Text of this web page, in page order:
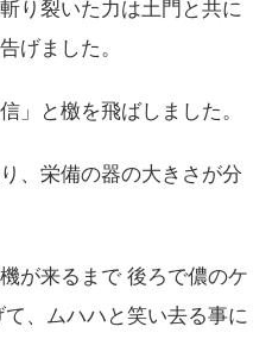
り裂いた力は土門と共に
げました。
」と檄を飛ばしました。
、栄備の器の大きさが分
が来るまで 後ろで儂のケ
、ムハハと笑い去る事に